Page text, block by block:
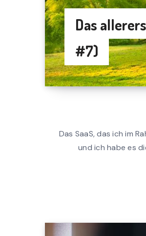
Das
#7)
Das SaaS, das ich im
und ich habe es